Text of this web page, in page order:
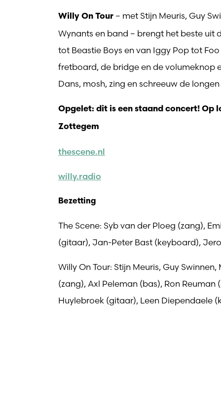
Willy On Tour – met Stijn Meuris, Guy
Wynants en band – brengt het beste uit
tot Beastie Boys en van Iggy Pop tot
fretboard, de bridge en de volumeknop
Dans, mosh, zing en schreeuw de
Opgelet: dit is een staand concert! Op
Zottegem
thescene.nl
willy.radio
Bezetting
The Scene: Syb van der Ploeg (zang),
(gitaar), Jan-Peter Bast (keyboard),
Willy On Tour: Stijn Meuris, Guy
(zang), Axl Peleman (bas), Ron
Huylebroek (gitaar), Leen Diependaele